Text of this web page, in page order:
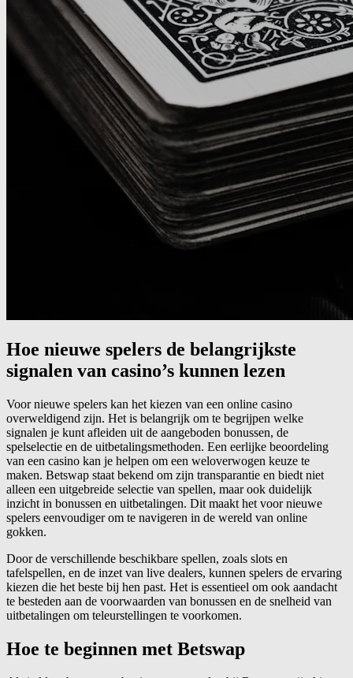
Hoe nieuwe spelers de belangrijkste
signalen van casino’s kunnen lezen
Voor nieuwe spelers kan het kiezen van een online casino
overweldigend zijn. Het is belangrijk om te begrijpen welke
signalen je kunt afleiden uit de aangeboden bonussen, de
spelselectie en de uitbetalingsmethoden. Een eerlijke beoordeling
van een casino kan je helpen om een weloverwogen keuze te
maken. Betswap staat bekend om zijn transparantie en biedt niet
alleen een uitgebreide selectie van spellen, maar ook duidelijk
inzicht in bonussen en uitbetalingen. Dit maakt het voor nieuwe
spelers eenvoudiger om te navigeren in de wereld van online
gokken.
Door de verschillende beschikbare spellen, zoals slots en
tafelspellen, en de inzet van live dealers, kunnen spelers de ervaring
kiezen die het beste bij hen past. Het is essentieel om ook aandacht
te besteden aan de voorwaarden van bonussen en de snelheid van
uitbetalingen om teleurstellingen te voorkomen.
Hoe te beginnen met Betswap